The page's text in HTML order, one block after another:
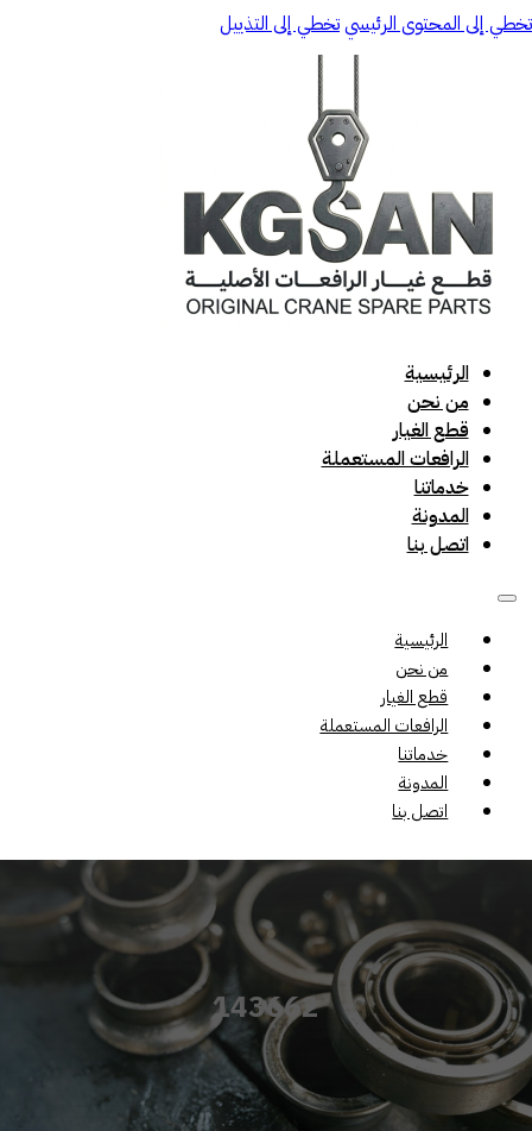
تخطي إلى المحتوى الرئيسيتخطي إلى التذييل
الرئيسية
من نحن
قطع الغيار
الرافعات المستعملة
خدماتنا
المدونة
اتصل بنا
الرئيسية
من نحن
قطع الغيار
الرافعات المستعملة
خدماتنا
المدونة
اتصل بنا
143662